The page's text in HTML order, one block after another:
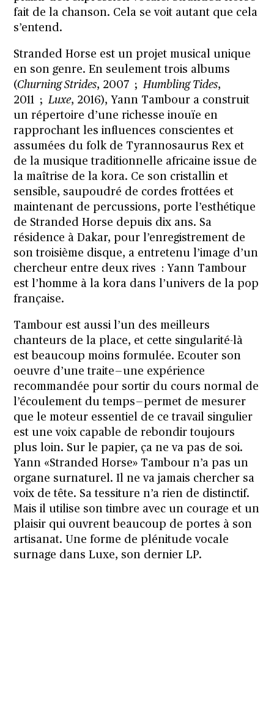
fait de la chanson. Cela se voit autant que cela
s’entend.
Stranded Horse est un projet musical unique
en son genre. En seulement trois albums
(Churning Strides, 2007 ;Humbling Tides,
2011 ;Luxe, 2016), Yann Tambour a construit
un répertoire d’une richesse inouïe en
rapprochant les influences conscientes et
assumées du folk de Tyrannosaurus Rex et
de la musique traditionnelle africaine issue de
la maîtrise de la kora. Ce son cristallin et
sensible, saupoudré de cordes frottées et
maintenant de percussions, porte l’esthétique
de Stranded Horse depuis dix ans. Sa
résidence à Dakar, pour l’enregistrement de
son troisième disque, a entretenu l’image d’un
chercheur entre deux rives : Yann Tambour
est l’homme à la kora dans l’univers de la pop
française.
Tambour est aussi l’un des meilleurs
chanteurs de la place, et cette singularité-là
est beaucoup moins formulée. Ecouter son
oeuvre d’une traite — une expérience
recommandée pour sortir du cours normal de
l’écoulement du temps — permet de mesurer
que le moteur essentiel de ce travail singulier
est une voix capable de rebondir toujours
plus loin. Sur le papier, ça ne va pas de soi.
Yann «Stranded Horse» Tambour n’a pas un
organe surnaturel. Il ne va jamais chercher sa
voix de tête. Sa tessiture n’a rien de distinctif.
Mais il utilise son timbre avec un courage et un
plaisir qui ouvrent beaucoup de portes à son
artisanat. Une forme de plénitude vocale
surnage dans Luxe, son dernier LP.